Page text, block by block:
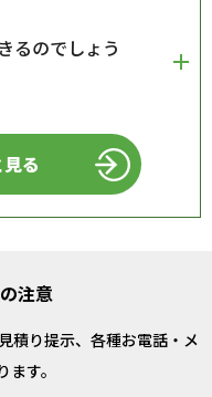
るのでしょう
る
注意
積り提示、各種お電話・メ
す。